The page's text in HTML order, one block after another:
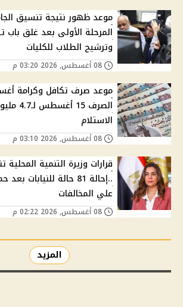
المرحلة الأولى بعد غلق باب
وترشيح الطلاب للكليات
الصرف
الاستلام
..إحالة 81 حالة
علي المخالفات
المزيد